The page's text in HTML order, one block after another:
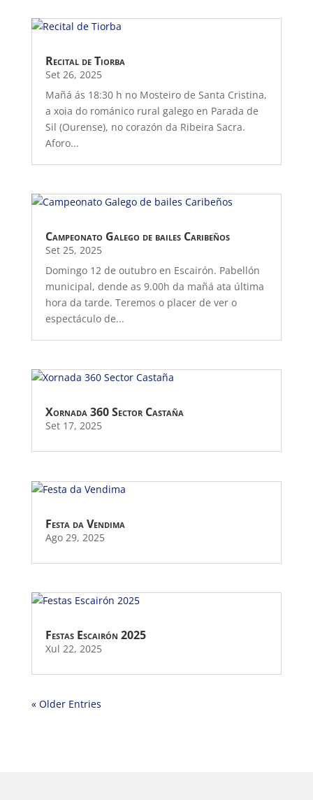
Recital de Tiorba
Set 26, 2025
Mañá ás 18:30 h no Mosteiro de Santa Cristina,
a xoia do románico rural galego en Parada de
Sil (Ourense), no corazón da Ribeira Sacra.
Aforo...
Campeonato Galego de bailes Caribeños
Set 25, 2025
Domingo 12 de outubro en Escairón. Pabellón
municipal, dende as 9.00h da mañá ata última
hora da tarde. Teremos o placer de ver o
espectáculo de...
Xornada 360 Sector Castaña
Set 17, 2025
Festa da Vendima
Ago 29, 2025
Festas Escairón 2025
Xul 22, 2025
« Older Entries